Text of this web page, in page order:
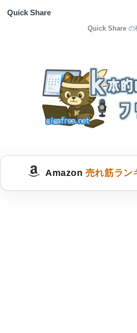
Quick Share
Quick Share の
Amazon 売れ筋ラン